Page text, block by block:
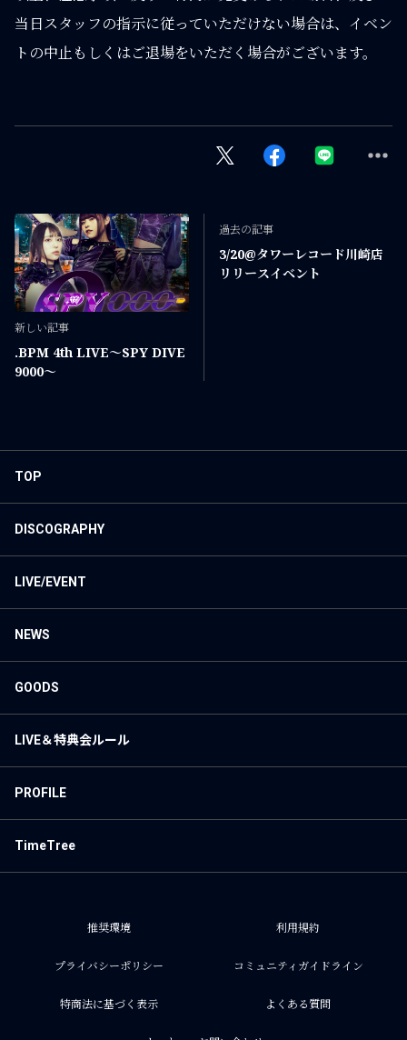
当日スタッフの指示に従っていただけない場合は、イベン
トの中止もしくはご退場をいただく場合がございます。
新しい記事
.BPM 4th LIVE〜SPY DIVE
9000〜
過去の記事
3/20@タワーレコード川崎店
リリースイベント
TOP
DISCOGRAPHY
LIVE/EVENT
NEWS
GOODS
LIVE＆特典会ルール
PROFILE
TimeTree
推奨環境 利用規約
プライバシーポリシー コミュニティガイドライン
特商法に基づく表示 よくある質問